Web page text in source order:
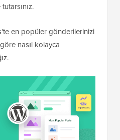
en popüler gönderilerinizi
nasıl kolayca